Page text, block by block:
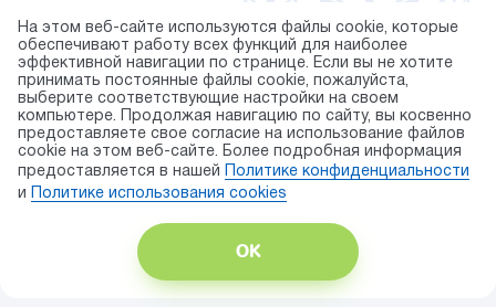
На этом веб-сайте используются файлы cookie, которые
обеспечивают работу всех функций для наиболее
эффективной навигации по странице. Если вы не хотите
принимать постоянные файлы cookie, пожалуйста,
выберите соответствующие настройки на своем
компьютере. Продолжая навигацию по сайту, вы косвенно
предоставляете свое согласие на использование файлов
cookie на этом веб-сайте. Более подробная информация
предоставляется в нашей
Политике конфиденциальности
и
Политике использования сookies
ОК
© 2026 торговая марка «KAPIKA»
Правила использования cookie
Публичная оферта
Карта сайта